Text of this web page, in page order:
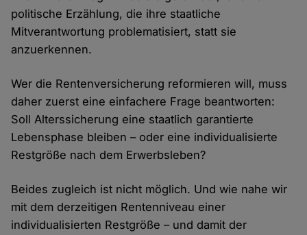
politische Erzählung, die ihre staatliche
Mitverantwortung problematisiert, statt sie
anzuerkennen.
Wer die Rentenversicherung reformieren will, muss
daher zuerst eine einfachere Frage beantworten:
Soll Alterssicherung eine staatlich garantierte
Lebensphase bleiben – oder eine individualisierte
Restgröße nach dem Erwerbsleben?
Beides zugleich ist nicht möglich. Und wie nahe wir
mit dem derzeitigen Rentenniveau einer
individualisierten Restgröße – und damit der